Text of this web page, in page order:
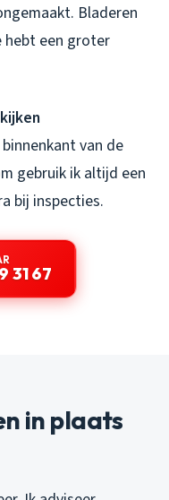
Bladeren
hebt een groter
van de
gebruik ik altijd een
bij inspecties.
31 67
in plaats